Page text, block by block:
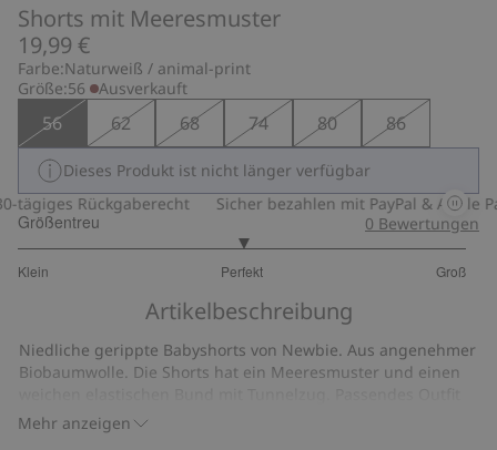
Shorts mit Meeresmuster
19,99 €
Farbe:Naturweiß / animal-print
Größe:56 Ausverkauft
56 62 68 74 80 86
Dieses Produkt ist nicht länger verfügbar
Rückgaberecht
Sicher bezahlen mit PayPal & Apple Pay
Größentreu
Klein Perfekt Groß
von
9
Bewertungen
0 Bewertungen
Artikelbeschreibung
Mehr anzeigen
Niedliche gerippte Babyshorts von Newbie. Aus angenehmer
Biobaumwolle. Die Shorts hat ein Meeresmuster und einen
für Geschwister erhältlich – für einen süßen Partnerlook.
Mit 95 % Biobaumwolle.